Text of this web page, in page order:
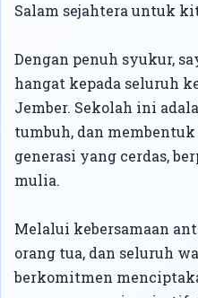
Salam sejahtera untuk
Dengan penuh syukur,
hangat kepada seluruh
Jember. Sekolah ini
tumbuh, dan
generasi yang cerdas,
mulia.
Melalui kebersamaan
orang tua, dan seluruh
berkomitmen